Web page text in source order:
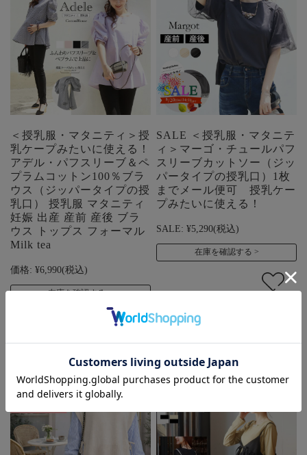
＜授乳服・マタニティ＞授
乳ケープみたいに使える！
アデル・パフスリーブ＆ペ
プラムコットン100％ブラ
ウス（ジッパータイプの授
乳口） 授乳服 マタニティ
妊娠 出産 産前 産後 ブラ
ウス トップス フォーマル
Milk tea
価格: ¥6,990(税込)
在庫を確認する
SALE ＜授乳服・マタニテ
ィ＞マーゴ・チュールパフ
スリーブカットソー（ジッ
パータイプの授乳口）1枚
までメール便可 授乳ケー
プみたいに使える！
SALE: ¥5,290(税込)
在庫を確認する